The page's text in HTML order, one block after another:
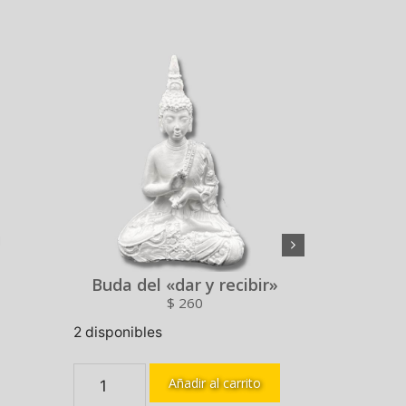
Buda del «dar y recibir»
$ 260
2 disponibles
Añadir al carrito